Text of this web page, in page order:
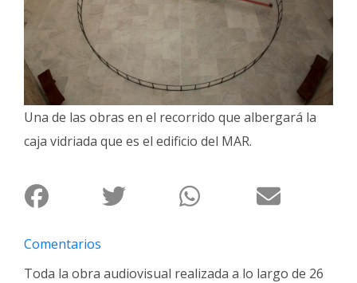
Espectáculos
Policiales
Cartelera
Fotos
de
Clasificados
Una de las obras en el recorrido que albergará la
caja vidriada que es el edificio del MAR.
Comentarios
Toda la obra audiovisual realizada a lo largo de 26